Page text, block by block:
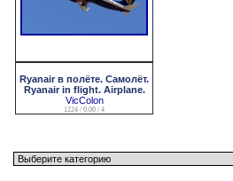
Ryanair в полёте. Самолёт.
Ryanair in flight. Airplane.
VicColon
1224 / 0.00 / 4